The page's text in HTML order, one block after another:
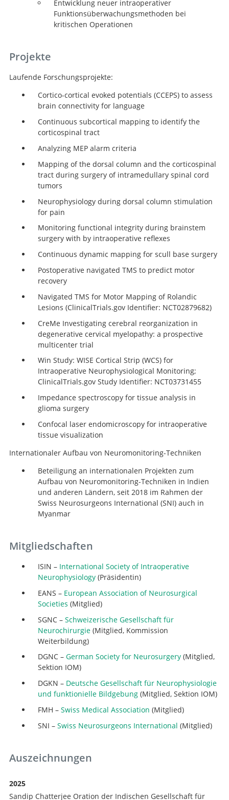
Entwicklung neuer intraoperativer
Funktionsüberwachungsmethoden bei
kritischen Operationen
Projekte
Laufende Forschungsprojekte:
Cortico-cortical evoked potentials (CCEPS) to assess
brain connectivity for language
Continuous subcortical mapping to identify the
corticospinal tract
Analyzing MEP alarm criteria
Mapping of the dorsal column and the corticospinal
tract during surgery of intramedullary spinal cord
tumors
Neurophysiology during dorsal column stimulation
for pain
Monitoring functional integrity during brainstem
surgery with by intraoperative reflexes
Continuous dynamic mapping for scull base surgery
Postoperative navigated TMS to predict motor
recovery
Navigated TMS for Motor Mapping of Rolandic
Lesions (ClinicalTrials.gov Identifier: NCT02879682)
CreMe Investigating cerebral reorganization in
degenerative cervical myelopathy: a prospective
multicenter trial
Win Study: WISE Cortical Strip (WCS) for
Intraoperative Neurophysiological Monitoring;
ClinicalTrials.gov Study Identifier: NCT03731455
Impedance spectroscopy for tissue analysis in
glioma surgery
Confocal laser endomicroscopy for intraoperative
tissue visualization
Internationaler Aufbau von Neuromonitoring-Techniken
Beteiligung an internationalen Projekten zum
Aufbau von Neuromonitoring-Techniken in Indien
und anderen Ländern, seit 2018 im Rahmen der
Swiss Neurosurgeons International (SNI) auch in
Myanmar
Mitgliedschaften
ISIN – International Society of Intraoperative
Neurophysiology(Präsidentin)
EANS – European Association of Neurosurgical
Societies (Mitglied)
SGNC – Schweizerische Gesellschaft für
Neurochirurgie(Mitglied, Kommission
Weiterbildung)
DGNC – German Society for Neurosurgery(Mitglied,
Sektion IOM)
DGKN – Deutsche Gesellschaft für Neurophysiologie
und funktionielle Bildgebung(Mitglied, Sektion IOM)
FMH – Swiss Medical Association (Mitglied)
SNI – Swiss Neurosurgeons International (Mitglied)
Auszeichnungen
2025
Sandip Chatterjee Oration der Indischen Gesellschaft für